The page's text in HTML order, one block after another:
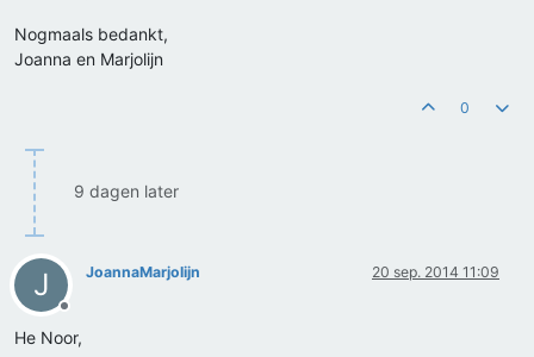
Nogmaals bedankt,
Joanna en Marjolijn
0
9 dagen later
J
Offline
JoannaMarjolijn 20 sep. 2014 11:09
He Noor,